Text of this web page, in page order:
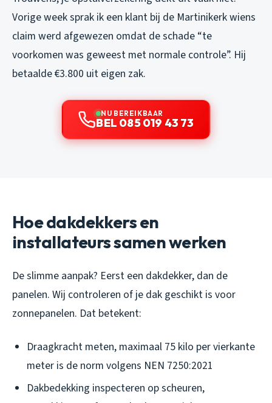
Vorige week sprak ik een klant bij de Martinikerk wiens
claim werd afgewezen omdat de schade “te
voorkomen was geweest met normale controle”. Hij
betaalde €3.800 uit eigen zak.
NU BEREIKBAAR
BEL 085 019 43 73
Hoe dakdekkers en
installateurs samen werken
De slimme aanpak? Eerst een dakdekker, dan de
panelen. Wij controleren of je dak geschikt is voor
zonnepanelen. Dat betekent:
Draagkracht meten, maximaal 75 kilo per vierkante
meter is de norm volgens NEN 7250:2021
Dakbedekking inspecteren op scheuren,